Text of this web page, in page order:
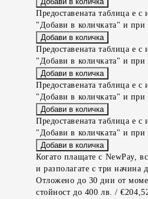
Предоставената таблица е
"Добави в количката" и при
Предоставената таблица е
"Добави в количката" и при
Предоставената таблица е
"Добави в количката" и при
Предоставената таблица е
"Добави в количката" и при
Когато плащате с NewPay,
и разполагате с три начина
Отложено до 30 дни от
стойност до 400 лв. /